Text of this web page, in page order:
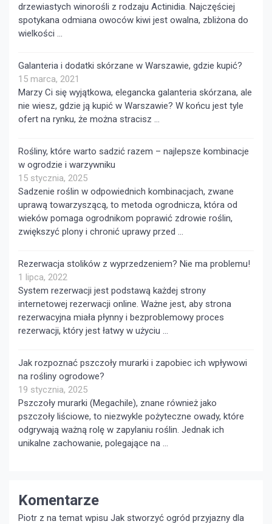
drzewiastych winorośli z rodzaju Actinidia. Najczęściej
spotykana odmiana owoców kiwi jest owalna, zbliżona do
wielkości …
Galanteria i dodatki skórzane w Warszawie, gdzie kupić?
15 marca, 2021
Marzy Ci się wyjątkowa, elegancka galanteria skórzana, ale
nie wiesz, gdzie ją kupić w Warszawie? W końcu jest tyle
ofert na rynku, że można stracisz …
Rośliny, które warto sadzić razem – najlepsze kombinacje
w ogrodzie i warzywniku
15 stycznia, 2025
Sadzenie roślin w odpowiednich kombinacjach, zwane
uprawą towarzyszącą, to metoda ogrodnicza, która od
wieków pomaga ogrodnikom poprawić zdrowie roślin,
zwiększyć plony i chronić uprawy przed …
Rezerwacja stolików z wyprzedzeniem? Nie ma problemu!
1 lipca, 2022
System rezerwacji jest podstawą każdej strony
internetowej rezerwacji online. Ważne jest, aby strona
rezerwacyjna miała płynny i bezproblemowy proces
rezerwacji, który jest łatwy w użyciu …
Jak rozpoznać pszczoły murarki i zapobiec ich wpływowi
na rośliny ogrodowe?
19 stycznia, 2025
Pszczoły murarki (Megachile), znane również jako
pszczoły liściowe, to niezwykle pożyteczne owady, które
odgrywają ważną rolę w zapylaniu roślin. Jednak ich
unikalne zachowanie, polegające na …
Komentarze
Piotr z na temat wpisu Jak stworzyć ogród przyjazny dla